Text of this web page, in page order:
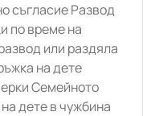
съгласие Развод
по време на
или раздяла
на дете
Семейното
дете в чужбина